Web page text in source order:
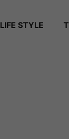
LIFE STYLE